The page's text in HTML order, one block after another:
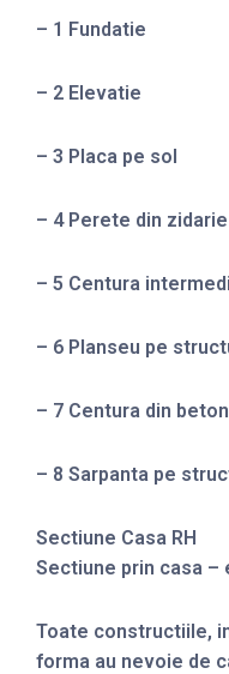
– 1 Fundatie
– 2 Elevatie
– 3 Placa pe sol
– 4 Perete din
– 5 Centura
– 6 Planseu pe
– 7 Centura din
– 8 Sarpanta pe
Sectiune Casa RH
Sectiune prin casa
Toate constructiile,
forma au nevoie de